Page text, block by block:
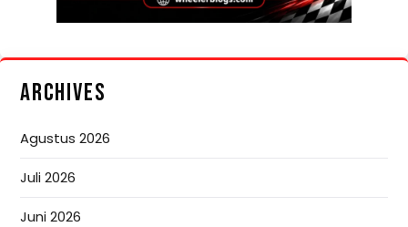
ARCHIVES
Agustus 2026
Juli 2026
Juni 2026